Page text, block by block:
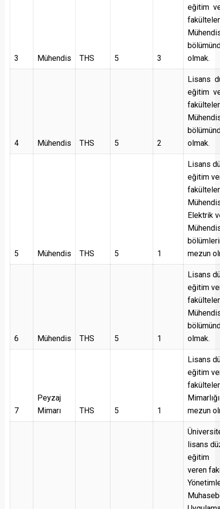
3 Mühendis THS 5 3
eğitim
olmak.
4 Mühendis THS 5 2
Lisans
eğitim
olmak.
5 Mühendis THS 5 1
Lisans
eğitim
Elektrik
mezun
6 Mühendis THS 5 1
Lisans
eğitim
olmak.
7
Peyzaj
Mimarı
THS 5 1
Lisans
eğitim
mezun
lisans
eğitim
veren